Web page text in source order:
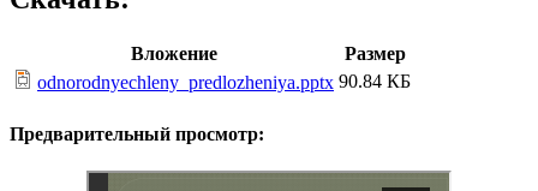
Вложение
Размер
odnorodnyechleny_predlozheniya.pptx 90.84 КБ
Предварительный просмотр: